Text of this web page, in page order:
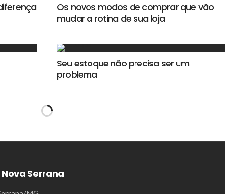
Os novos modos de comprar que vão
mudar a rotina de sua loja
Seu estoque não precisa ser um
problema
Serrana